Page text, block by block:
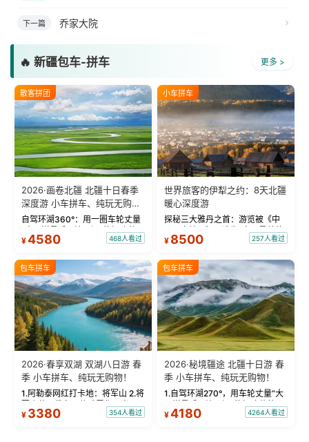
下一篇 乔家大院
🔥 新疆包车-拼车 更多 >
散客拼团
2026·画卷北疆 北疆十日春季
深度游 小车拼车、纯玩无购
物！
自驾环湖360°：用一圈车轮丈量
“大西洋最后一滴眼泪”的极致蔚
蓝。 赛湖旅拍：甄选多款风格服
绝美瞬间。 赛湖坦克300跟车视
频：专业摄影师...
¥4580 468人看过
小车拼车
世界旅客的伊犁之约：8天北疆
暖心深度游
探秘三大雅丹之首：游览被《中
国国家地理》评选为“中国最美的
三大雅丹”第一名的克拉玛依魔鬼
瓦人最大村落——禾木村，欣赏
晨雾与小木...
¥ 8500 257人看过
包车拼车
2026·春享双湖 双湖八日游 春
季 小车拼车、纯玩无购物！
1.阿勒泰网红打卡地：将军山 2.将
军山落日缆车，体验雪都风光 3.
将军山，夕阳派对，蹦迪party 4.
¥ 3380 354人看过
包车拼车
2026·秘境疆途 北疆十日游 春
季 小车拼车、纯玩无购物！
1.自驾环湖270°，用车轮丈量“大
西洋最后一滴眼泪”的极致蔚蓝，
让雪山、花海与深邃湖水在转弯
¥4180 4264人看过